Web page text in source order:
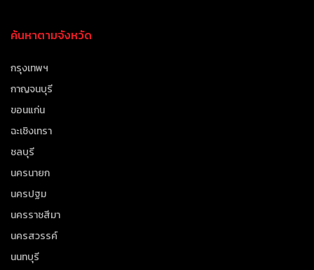
ค้นหาตามจังหวัด
กรุงเทพฯ
กาญจนบุรี
ขอนแก่น
ฉะเชิงเทรา
ชลบุรี
นครนายก
นครปฐม
นครราชสีมา
นครสวรรค์
นนทบุรี